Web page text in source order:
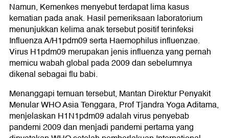
Namun, Kemenkes menyebut terdapat lima kasus
kematian pada anak. Hasil pemeriksaan laboratorium
menunjukkan kelima anak tersebut positif terinfeksi
Influenza A/H1pdm09 serta Haemophilus influenzae.
Virus H1pdm09 merupakan jenis influenza yang pernah
memicu wabah global pada 2009 dan sebelumnya
dikenal sebagai flu babi.
Menanggapi temuan tersebut, Mantan Direktur Penyakit
Menular WHO Asia Tenggara, Prof Tjandra Yoga Aditama,
menjelaskan H1N1pdm09 adalah virus penyebab
pandemi 2009 dan menjadi pandemi pertama yang